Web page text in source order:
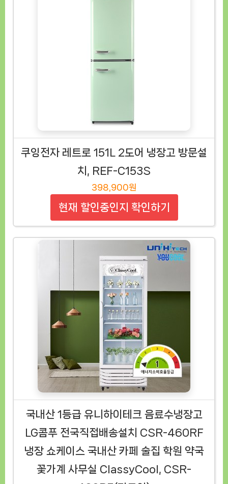
쿠잉전자 레트로 151L 2도어 냉장고 방문설
치, REF-C153S
398,900원
현재 할인중인지 확인하기
국내산 1등급 유니하이테크 음료수냉장고
LG콤푸 전국직접배송설치 CSR-460RF
냉장 쇼케이스 국내산 카페 술집 학원 약국
꽃가계 사무실 ClassyCool, CSR-